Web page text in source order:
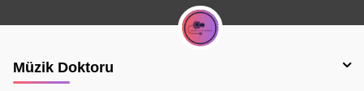
Müzik Doktoru